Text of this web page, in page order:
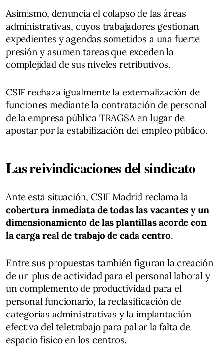
Asimismo, denuncia el colapso de las áreas
administrativas, cuyos trabajadores gestionan
expedientes y agendas sometidos a una fuerte
presión y asumen tareas que exceden la
complejidad de sus niveles retributivos.
CSIF rechaza igualmente la externalización de
funciones mediante la contratación de personal
de la empresa pública TRAGSA en lugar de
apostar por la estabilización del empleo público.
Las reivindicaciones del sindicato
Ante esta situación, CSIF Madrid reclama la
cobertura inmediata de todas las vacantes y un
dimensionamiento de las plantillas acorde con
la carga real de trabajo de cada centro.
Entre sus propuestas también figuran la creación
de un plus de actividad para el personal laboral y
un complemento de productividad para el
personal funcionario, la reclasificación de
categorías administrativas y la implantación
efectiva del teletrabajo para paliar la falta de
espacio físico en los centros.